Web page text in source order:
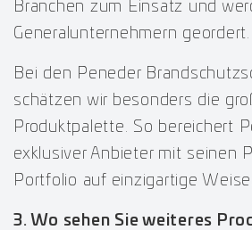
Branchen zum Einsatz und
Generalunternehmern geordert.
Bei den Peneder
schätzen wir besonders die
Produktpalette. So bereichert
exklusiver Anbieter mit seinen
Portfolio auf einzigartige Weise.
3. Wo sehen Sie weiteres